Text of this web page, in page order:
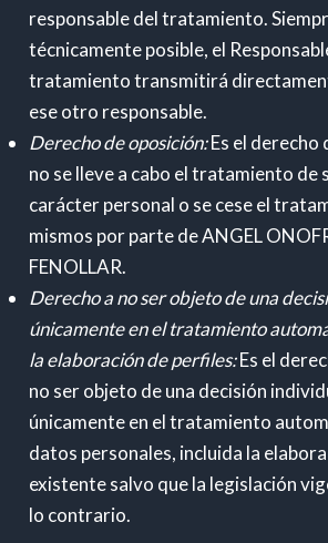
responsable del tratamiento.
técnicamente posible, el
tratamiento transmitirá
ese otro responsable.
Derecho de oposición:Es el derecho
no se lleve a cabo el tratamiento de
carácter personal o se cese el
mismos por parte de ANGEL
FENOLLAR.
Derecho a no ser objeto de una
únicamente en el tratamiento
la elaboración de perfiles:Es el
no ser objeto de una decisión
únicamente en el tratamiento
datos personales, incluida la
existente salvo que la legislación
lo contrario.